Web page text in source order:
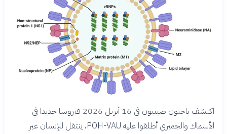
اكتشف باحثون صينيون في 16 أبريل 2026 فيروسا جديدا في
الأسماك والجمبري أطلقوا عليه POH-VAU، ينتقل للإنسان عبر